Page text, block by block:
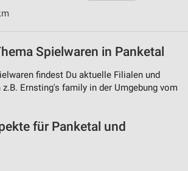
Spielwaren in Panketal
findest Du aktuelle Filialen und
Ernsting's family in der Umgebung vom
für Panketal und